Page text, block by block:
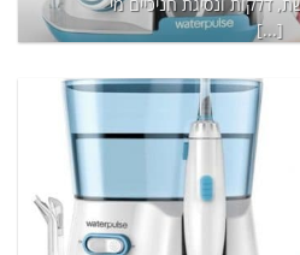
[...]
קריאה